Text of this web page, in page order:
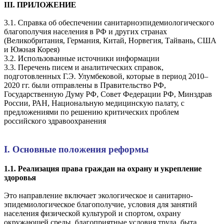
III. ПРИЛОЖЕНИЕ
3.1. Справка об обеспечении санитарноэпидемиологического
благополучия населения в РФ и других странах
(Великобритания, Германия, Китай, Норвегия, Тайвань, США
и Южная Корея)
3.2. Использованные источники информации
3.3. Перечень писем и аналитических справок,
подготовленных Г.Э. Улумбековой, которые в период 2010–
2020 гг. были отправлены в Правительство РФ,
Государственную Думу РФ, Совет Федерации РФ, Минздрав
России, РАН, Национальную медицинскую палату, с
предложениями по решению критических проблем
российского здравоохранения
I. Основные положения реформы
1.1. Реализация права граждан на охрану и укрепление
здоровья
Это направление включает экологическое и санитарно-
эпидемиологическое благополучие, условия для занятий
населения физической культурой и спортом, охрану
окружающей среды, благоприятные условия труда, быта,